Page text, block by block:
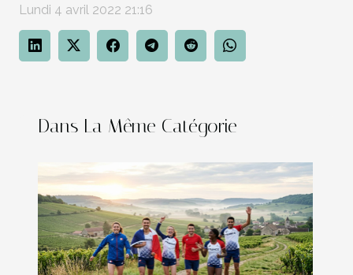
Lundi 4 avril 2022 21:16
Dans La Même Catégorie